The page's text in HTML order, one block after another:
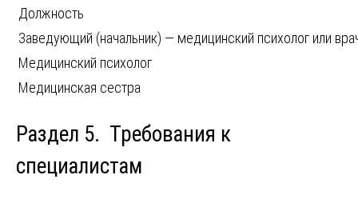
Должность
Заведующий (начальник) — медицинский психолог или
Медицинский психолог
Медицинская сестра
Раздел 5. Требования к
специалистам